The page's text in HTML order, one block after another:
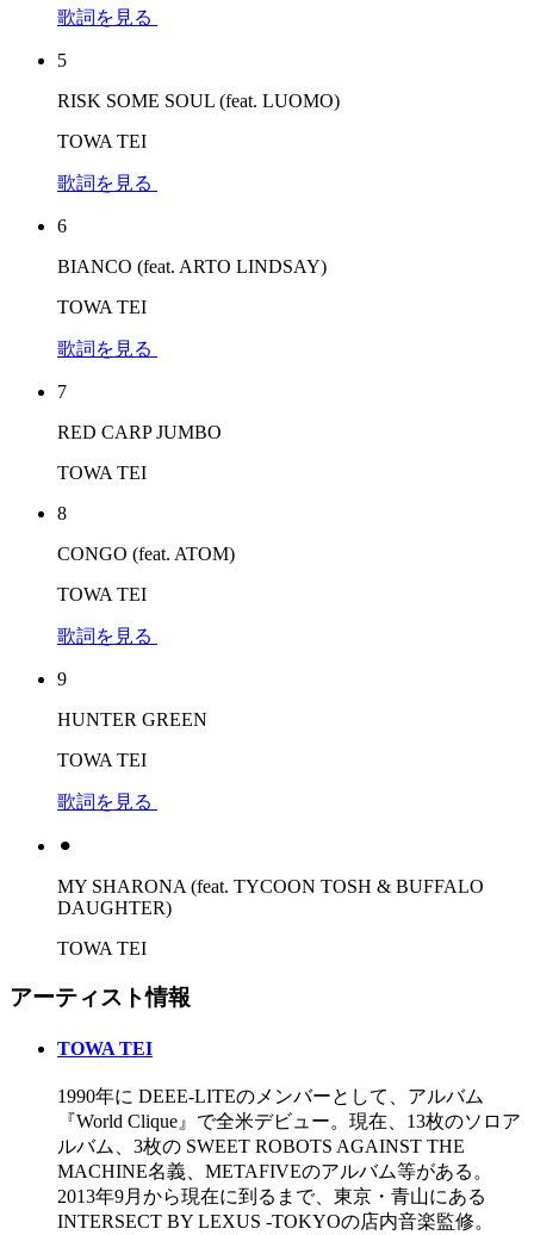
歌詞を見る
5
RISK SOME SOUL (feat. LUOMO)
TOWA TEI
歌詞を見る
6
BIANCO (feat. ARTO LINDSAY)
TOWA TEI
歌詞を見る
7
RED CARP JUMBO
TOWA TEI
8
CONGO (feat. ATOM)
TOWA TEI
歌詞を見る
9
HUNTER GREEN
TOWA TEI
歌詞を見る
⚫︎
MY SHARONA (feat. TYCOON TOSH & BUFFALO
DAUGHTER)
TOWA TEI
アーティスト情報
TOWA TEI
1990年に DEEE-LITEのメンバーとして、アルバム
『World Clique』で全米デビュー。現在、13枚のソロア
ルバム、3枚の SWEET ROBOTS AGAINST THE
MACHINE名義、METAFIVEのアルバム等がある。
2013年9月から現在に到るまで、東京・青山にある
INTERSECT BY LEXUS -TOKYOの店内音楽監修。